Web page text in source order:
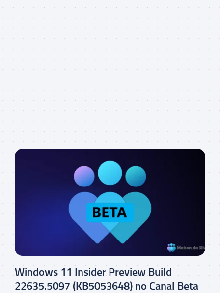
Windows 11 Insider Preview Build
22635.5097 (KB5053648) no Canal Beta